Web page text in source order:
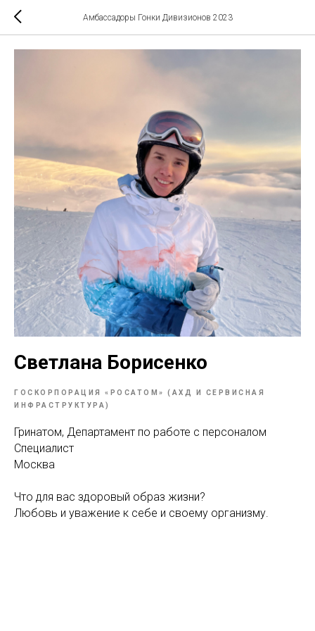
Амбассадоры Гонки Дивизионов 2023
Светлана Борисенко
ГОСКОРПОРАЦИЯ «РОСАТОМ» (АХД И СЕРВИСНАЯ
ИНФРАСТРУКТУРА)
Гринатом, Департамент по работе с персоналом
Специалист
Москва
Что для вас здоровый образ жизни?
Любовь и уважение к себе и своему организму.